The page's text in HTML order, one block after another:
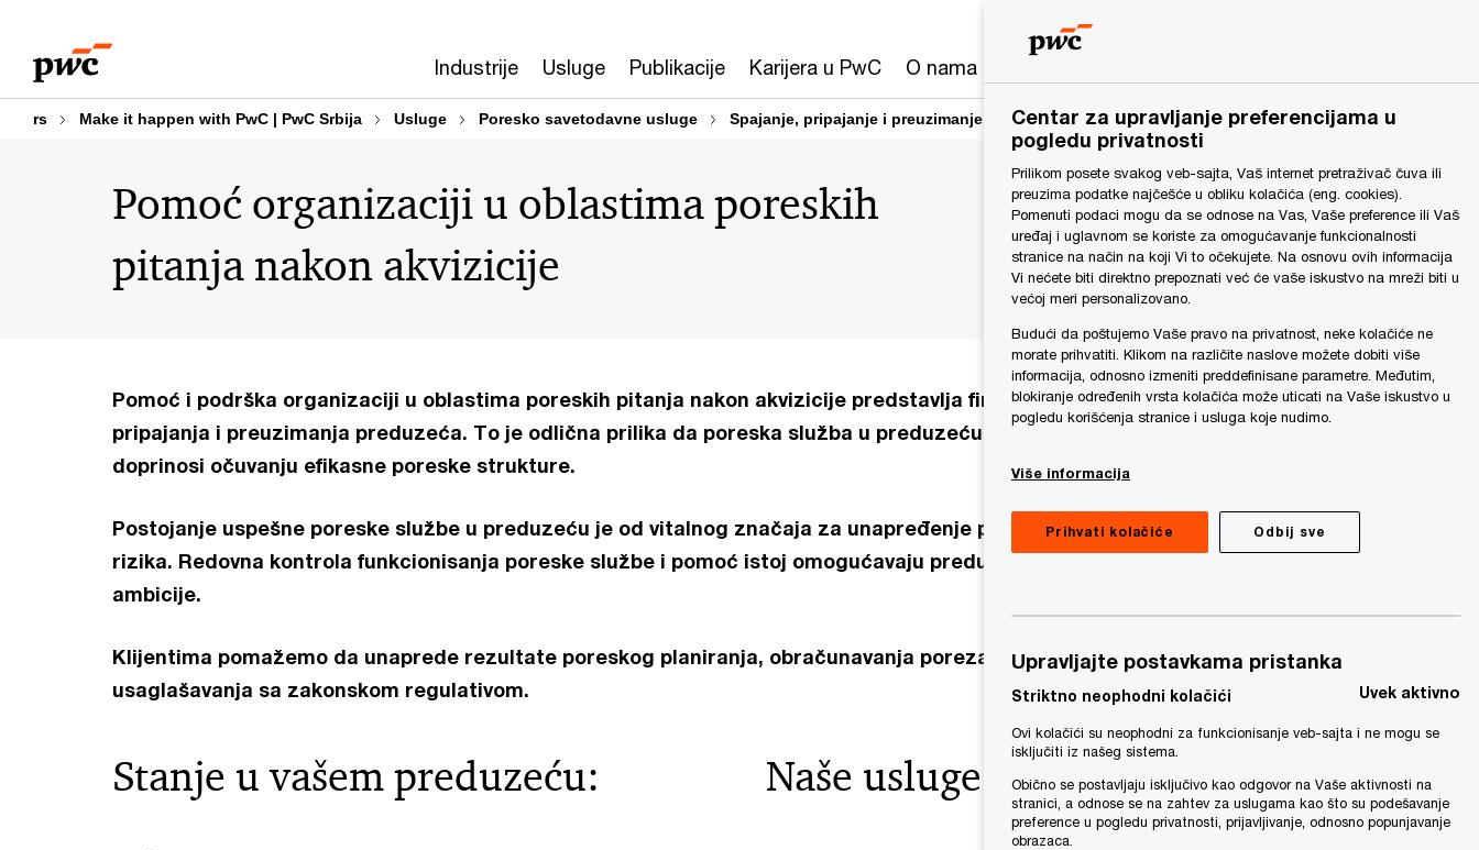
content
footer
Industrije Usluge Publikacije Karijera u PwC O nama
rs Make it happen with PwC | PwC Srbija Usluge Poresko savetodavne usluge Spajanje, pripajanje i preuzimanje
Pomoć organizaciji u oblastima poreskih
pitanja nakon akvizicije
Pomoć i podrška organizaciji u oblastima poreskih pitanja nakon akvizicije predstavlja finalni korak u postupku spajanja,
pripajanja i preuzimanja preduzeća. To je odlična prilika da poreska služba u preduzeću definiše novi pravac poslovanja što
doprinosi očuvanju efikasne poreske strukture.
Postojanje uspešne poreske službe u preduzeću je od vitalnog značaja za unapređenje poslovnih interesa i smanjenje ukupnih
rizika. Redovna kontrola funkcionisanja poreske službe i pomoć istoj omogućavaju preduzeću da ostvari svoje poslovne
ambicije.
Klijentima pomažemo da unaprede rezultate poreskog planiranja, obračunavanja poreza, finansijskog izveštavanja i
usaglašavanja sa zakonskom regulativom.
Stanje u vašem preduzeću: Naše usluge:
Centar za upravljanje preferencijama u
pogledu privatnosti
Prilikom posete svakog veb-sajta, Vaš internet pretraživač čuva ili
preuzima podatke najčešće u obliku kolačića (eng. cookies).
Pomenuti podaci mogu da se odnose na Vas, Vaše preference ili Vaš
uređaj i uglavnom se koriste za omogućavanje funkcionalnosti
stranice na način na koji Vi to očekujete. Na osnovu ovih informacija
Vi nećete biti direktno prepoznati već će vaše iskustvo na mreži biti u
većoj meri personalizovano.
Budući da poštujemo Vaše pravo na privatnost, neke kolačiće ne
morate prihvatiti. Klikom na različite naslove možete dobiti više
informacija, odnosno izmeniti preddefinisane parametre. Međutim,
blokiranje određenih vrsta kolačića može uticati na Vaše iskustvo u
pogledu korišćenja stranice i usluga koje nudimo.
Više informacija
Odbij sve
Prihvati kolačiće
Upravljajte postavkama pristanka
Striktno neophodni kolačići Uvek aktivno
Ovi kolačići su neophodni za funkcionisanje veb-sajta i ne mogu se
isključiti iz našeg sistema.
Obično se postavljaju isključivo kao odgovor na Vaše aktivnosti na
stranici, a odnose se na zahtev za uslugama kao što su podešavanje
preference u pogledu privatnosti, prijavljivanje, odnosno popunjavanje
obrazaca.